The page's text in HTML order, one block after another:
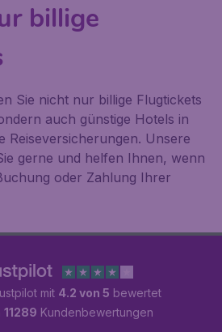
billige
Sie nicht nur billige Flugtickets
auch günstige Hotels in
Reiseversicherungen. Unsere
gerne und helfen Ihnen, wenn
oder Zahlung Ihrer
mit 4.2 von 5 bewertet
11289 Kundenbewertungen